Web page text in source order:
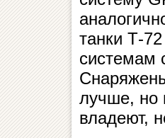
танки Т-
системам
лучше, но
владеют,